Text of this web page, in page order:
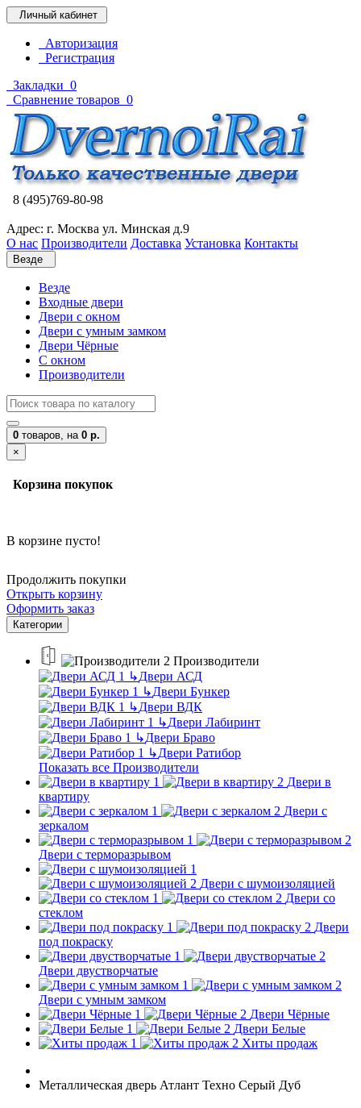
Личный кабинет
Авторизация
Регистрация
Закладки 0
Сравнение товаров 0
8 (495)769-80-98
Адрес: г. Москва ул. Минская д.9
О нас Производители Доставка Установка Контакты
Везде
Везде
Входные двери
Двери с окном
Двери с умным замком
Двери Чёрные
C окном
Производители
0 товаров, на 0 р.
×
Корзина покупок
В корзине пусто!
Продолжить покупки
Открыть корзину
Оформить заказ
Категории
Производители
↳Двери АСД
↳Двери Бункер
↳Двери ВДК
↳Двери Лабиринт
↳Двери Браво
↳Двери Ратибор
Показать все Производители
Двери в
квартиру
Двери с
зеркалом
Двери с терморазрывом
Двери с шумоизоляцией
Двери со
стеклом
Двери
под покраску
Двери двустворчатые
Двери с умным замком
Двери Чёрные
Двери Белые
Хиты продаж
Металлическая дверь Атлант Техно Серый Дуб